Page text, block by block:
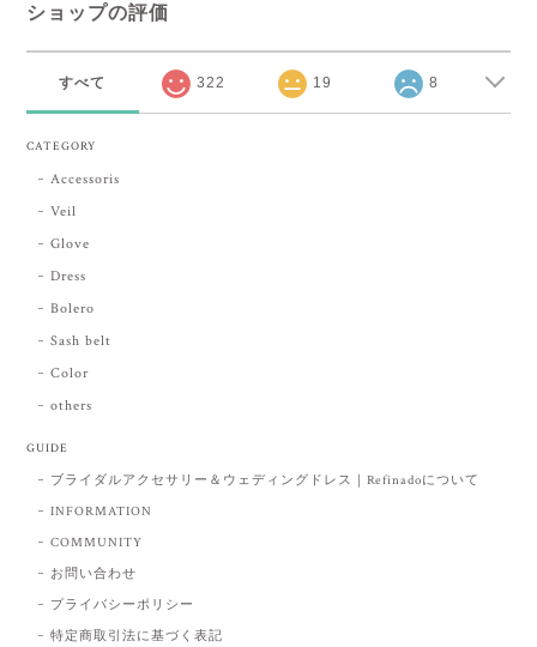
ショップの評価
すべて 322 19 8
CATEGORY
Accessoris
Veil
Glove
Dress
Bolero
Sash belt
Color
others
GUIDE
ブライダルアクセサリー＆ウェディングドレス｜Refinadoについて
INFORMATION
COMMUNITY
お問い合わせ
プライバシーポリシー
特定商取引法に基づく表記